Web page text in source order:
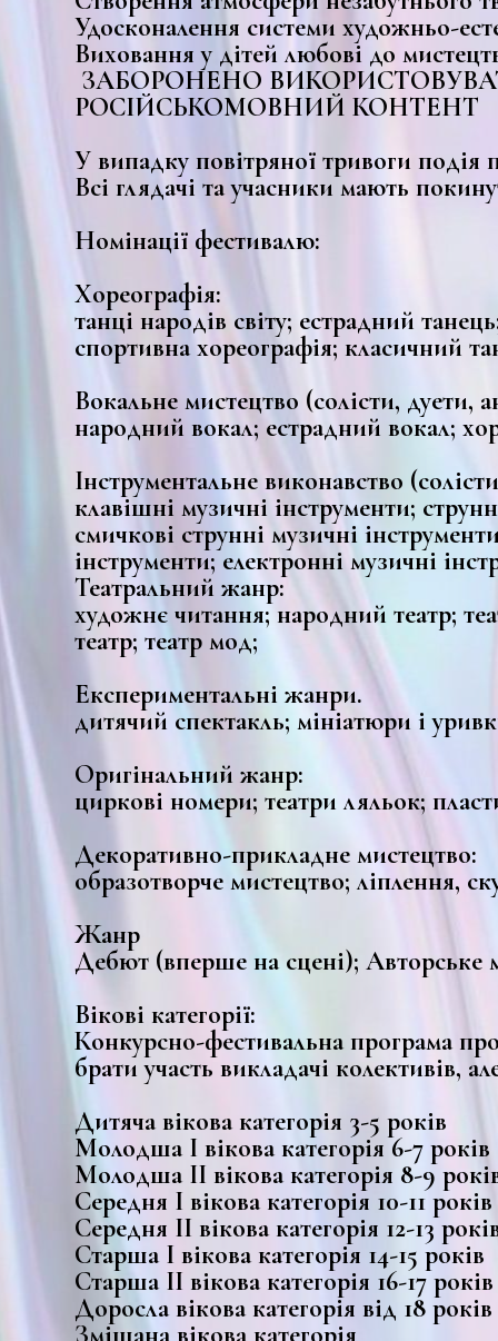
Удосконалення системи художньо-
Виховання у дітей любові до
ЗАБОРОНЕНО
РОСІЙСЬКОМОВНИЙ КОНТЕНТ
У випадку повітряної тривоги подія
Всі глядачі та учасники мають
Номінації фестивалю:
Хореографія:
танці народів світу; естрадний
спортивна хореографія; класичний
Вокальне мистецтво (солісти, дуети,
народний вокал; естрадний вокал;
Інструментальне виконавство
клавішні музичні інструменти;
смичкові струнні музичні
інструменти; електронні музичні
Театральний жанр:
художнє читання; народний театр;
театр; театр мод;
Експериментальні жанри.
дитячий спектакль; мініатюри і
Оригінальний жанр:
циркові номери; театри ляльок;
Декоративно-прикладне мистецтво:
образотворче мистецтво; ліплення,
Жанр
Дебют (вперше на сцені); Авторське
Вікові категорії:
Конкурсно-фестивальна програма
брати участь викладачі колективів,
Дитяча вікова категорія 3-5 років
Молодша І вікова категорія 6-7 років
Молодша ІІ вікова категорія 8-9
Середня І вікова категорія 10-11 років
Середня ІІ вікова категорія 12-13
Старша І вікова категорія 14-15 років
Старша ІІ вікова категорія 16-17 років
Доросла вікова категорія від 18 років